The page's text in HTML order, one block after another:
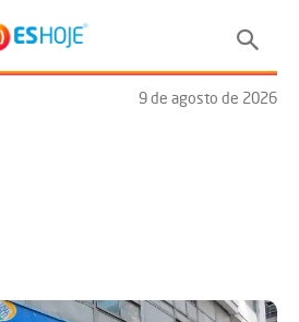
9 de agosto de 2026